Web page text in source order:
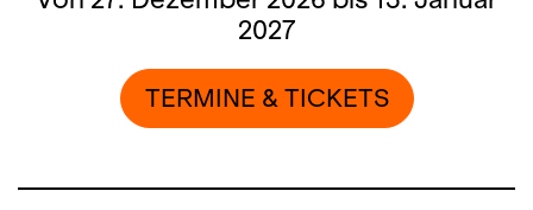
2027
TERMINE & TICKETS